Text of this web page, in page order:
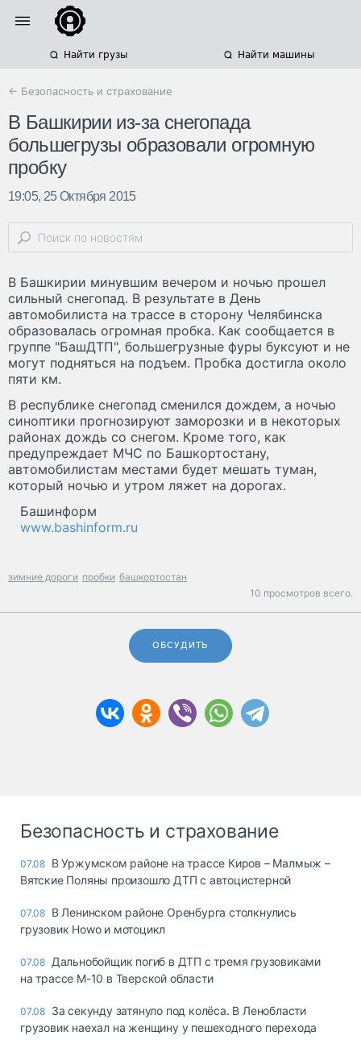
Найти грузы Найти машины
← Безопасность и страхование
В Башкирии из-за снегопада
большегрузы образовали огромную
пробку
19:05, 25 Октября 2015
В Башкирии минувшим вечером и ночью прошел
сильный снегопад. В результате в День
автомобилиста на трассе в сторону Челябинска
образовалась огромная пробка. Как сообщается в
группе "БашДТП", большегрузные фуры буксуют и не
могут подняться на подъем. Пробка достигла около
пяти км.
В республике снегопад сменился дождем, а ночью
синоптики прогнозируют заморозки и в некоторых
районах дождь со снегом. Кроме того, как
предупреждает МЧС по Башкортостану,
автомобилистам местами будет мешать туман,
который ночью и утром ляжет на дорогах.
Башинформ
www.bashinform.ru
зимние дороги пробки башкортостан
10 просмотров всего.
ОБСУДИТЬ
Безопасность и страхование
07.08 В Уржумском районе на трассе Киров – Малмыж –
Вятские Поляны произошло ДТП с автоцистерной
07.08 В Ленинском районе Оренбурга столкнулись
грузовик Howo и мотоцикл
07.08 Дальнобойщик погиб в ДТП с тремя грузовиками
на трассе М-10 в Тверской области
07.08 За секунду затянуло под колёса. В Ленобласти
грузовик наехал на женщину у пешеходного перехода